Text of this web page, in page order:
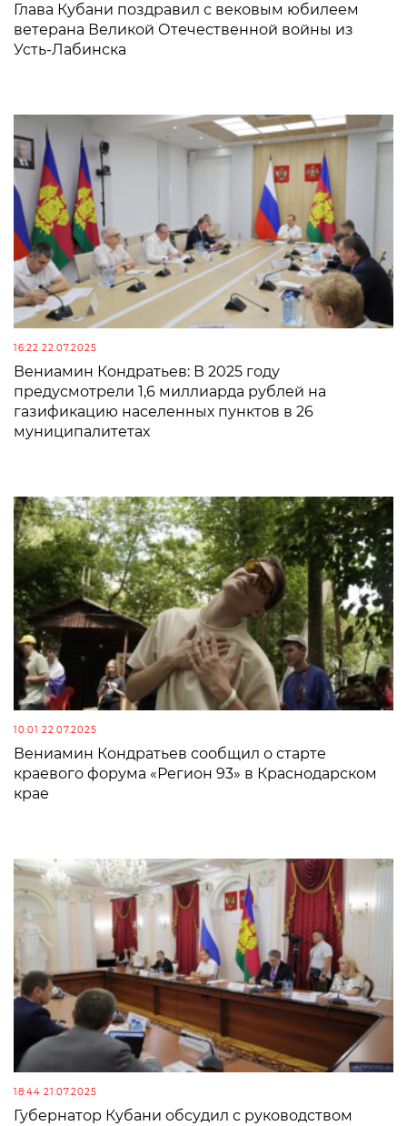
Глава Кубани поздравил с вековым юбилеем
ветерана Великой Отечественной войны из
Усть-Лабинска
16:22 22.07.2025
Вениамин Кондратьев: В 2025 году
предусмотрели 1,6 миллиарда рублей на
газификацию населенных пунктов в 26
муниципалитетах
10:01 22.07.2025
Вениамин Кондратьев сообщил о старте
краевого форума «Регион 93» в Краснодарском
крае
18:44 21.07.2025
Губернатор Кубани обсудил с руководством